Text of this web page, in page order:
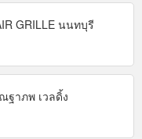
GRILLE นนทบุรี
ฐาภพ เวลดิ้ง